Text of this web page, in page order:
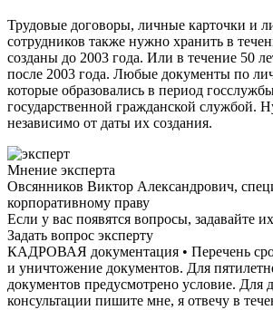
Трудовые договоры, личные карточки и
сотрудников также нужно хранить в
созданы до 2003 года. Или в течение 50
после 2003 года. Любые документы по
которые образовались в период
государственной гражданской службой.
независимо от даты их создания.
Мнение эксперта
Овсянников Виктор Александрович,
корпоративному праву
Если у вас появятся вопросы, задавайте
Задать вопрос эксперту
КАДРОВАЯ документация • Перечень
и уничтожение документов. Для
документов предусмотрено условие. Для
консультации пишите мне, я отвечу в